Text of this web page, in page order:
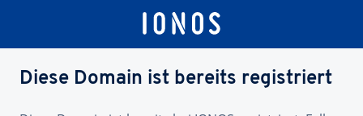
Diese Domain ist bereits registriert